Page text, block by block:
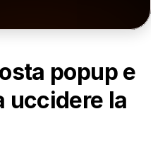
popup e
uccidere la